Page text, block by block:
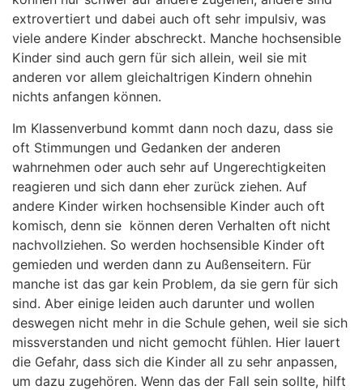
extrovertiert und dabei auch oft sehr impulsiv, was
viele andere Kinder abschreckt. Manche hochsensible
Kinder sind auch gern für sich allein, weil sie mit
anderen vor allem gleichaltrigen Kindern ohnehin
nichts anfangen können.
Im Klassenverbund kommt dann noch dazu, dass sie
oft Stimmungen und Gedanken der anderen
wahrnehmen oder auch sehr auf Ungerechtigkeiten
reagieren und sich dann eher zurück ziehen. Auf
andere Kinder wirken hochsensible Kinder auch oft
komisch, denn sie können deren Verhalten oft nicht
nachvollziehen. So werden hochsensible Kinder oft
gemieden und werden dann zu Außenseitern. Für
manche ist das gar kein Problem, da sie gern für sich
sind. Aber einige leiden auch darunter und wollen
deswegen nicht mehr in die Schule gehen, weil sie sich
missverstanden und nicht gemocht fühlen. Hier lauert
die Gefahr, dass sich die Kinder all zu sehr anpassen,
um dazu zugehören. Wenn das der Fall sein sollte, hilft